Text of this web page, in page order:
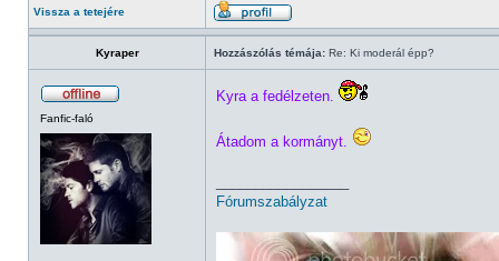
Vissza a tetejére
Kyraper Hozzászólás témája: Re: Ki moderál épp?
Fanfic-faló
Kyra a fedélzeten.
Átadom a kormányt.
Fórumszabályzat